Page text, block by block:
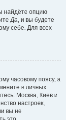
найдёте опцию
Да, и вы будете
себе. Для всех
часовому поясу, а
в личных
Москва, Киев и
настроек,
вы не